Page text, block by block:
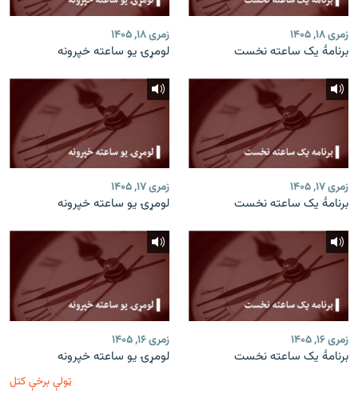
زمری ۱۸, ۱۴۰۵
برنامۀ یک ساعته نخست
زمری ۱۸, ۱۴۰۵
لومړۍ یو ساعته خپرونه
زمری ۱۷, ۱۴۰۵
برنامۀ یک ساعته نخست
زمری ۱۷, ۱۴۰۵
لومړۍ یو ساعته خپرونه
زمری ۱۶, ۱۴۰۵
برنامۀ یک ساعته نخست
زمری ۱۶, ۱۴۰۵
لومړۍ یو ساعته خپرونه
ټولې برخې کتل